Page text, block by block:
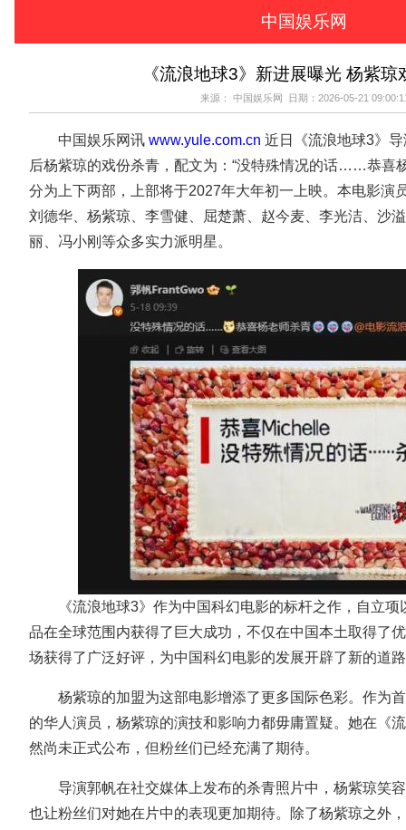
中国娱乐网
新闻 女性
演唱会 综艺节目
《流浪地球3》新进展曝光 杨紫琼
来源： 中国娱乐网 日期：2026-05-21
中国娱乐网讯 www.yule.com.cn
后杨紫琼的戏份杀青，配文为：“没特殊情况的话……恭喜
分为上下两部，上部将于2027年大年初一上映。本电影演
刘德华、杨紫琼、李雪健、屈楚萧、赵今麦、李光洁、沙
丽、冯小刚等众多实力派明星。
《流浪地球3》作为中国科幻电影的标杆之作，自立项
品在全球范围内获得了巨大成功，不仅在中国本土取得了
场获得了广泛好评，为中国科幻电影的发展开辟了新的道路
杨紫琼的加盟为这部电影增添了更多国际色彩。作为首
的华人演员，杨紫琼的演技和影响力都毋庸置疑。她在《
然尚未正式公布，但粉丝们已经充满了期待。
导演郭帆在社交媒体上发布的杀青照片中，杨紫琼笑容
也让粉丝们对她在片中的表现更加期待。除了杨紫琼之外